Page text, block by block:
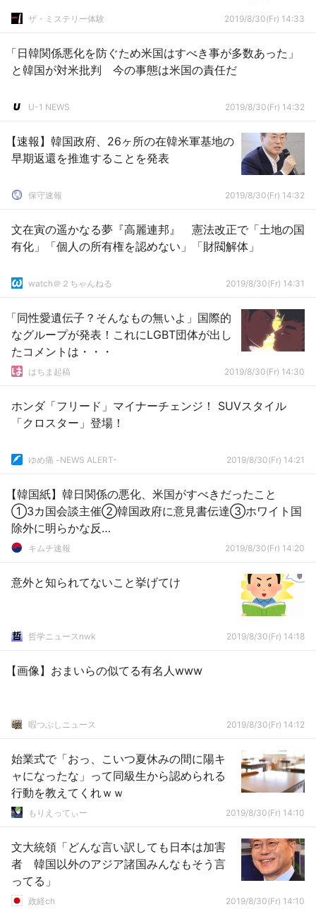
ザ・ミステリー体験 2019/8/30(Fr) 14:33
「日韓関係悪化を防ぐため米国はすべき事が多数あった」
と韓国が対米批判 今の事態は米国の責任だ
U-1 NEWS 2019/8/30(Fr) 14:32
【速報】韓国政府、26ヶ所の在韓米軍基地の
早期返還を推進することを発表
保守速報 2019/8/30(Fr) 14:32
文在寅の遥かなる夢『高麗連邦』 憲法改正で「土地の国
有化」「個人の所有権を認めない」「財閥解体」
watch＠２ちゃんねる 2019/8/30(Fr) 14:31
「同性愛遺伝子？そんなもの無いよ」国際的
なグループが発表！これにLGBT団体が出し
たコメントは・・・
はちま起稿 2019/8/30(Fr) 14:30
ホンダ「フリード」マイナーチェンジ！ SUVスタイル
「クロスター」登場！
ゆめ痛 -NEWS ALERT- 2019/8/30(Fr) 14:21
【韓国紙】韓日関係の悪化、米国がすべきだったこと
①3カ国会談主催②韓国政府に意見書伝達③ホワイト国
除外に明らかな反…
キムチ速報 2019/8/30(Fr) 14:20
意外と知られてないこと挙げてけ
哲学ニュースnwk 2019/8/30(Fr) 14:18
【画像】おまいらの似てる有名人www
暇つぶしニュース 2019/8/30(Fr) 14:12
始業式で「おっ、こいつ夏休みの間に陽キ
ャになったな」って同級生から認められる
行動を教えてくれｗｗ
もりえってぃー 2019/8/30(Fr) 14:10
文大統領「どんな言い訳しても日本は加害
者 韓国以外のアジア諸国みんなもそう言
ってる」
政経ch 2019/8/30(Fr) 14:10